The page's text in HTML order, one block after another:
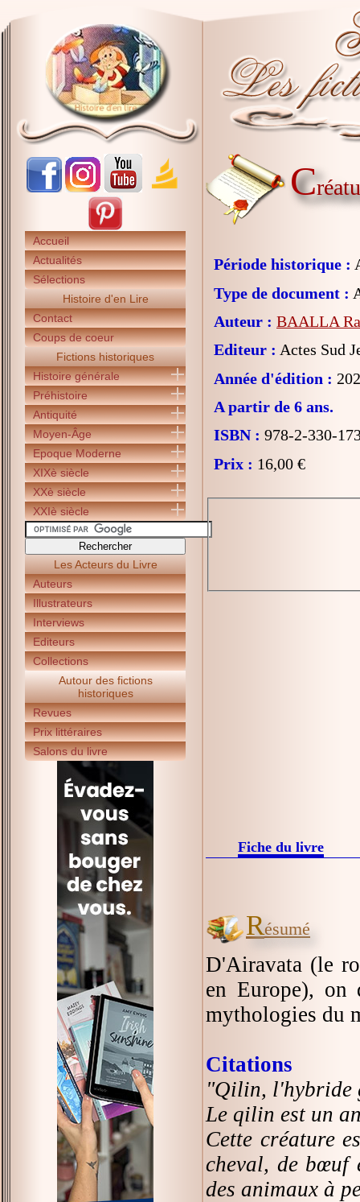
Accueil
Actualités
Sélections
Histoire d'en Lire
Contact
Coups de coeur
Fictions historiques
Histoire générale
Préhistoire
Antiquité
Moyen-Âge
Epoque Moderne
XIXè siècle
XXè siècle
XXIè siècle
Les Acteurs du Livre
Auteurs
Illustrateurs
Interviews
Editeurs
Collections
Autour des fictions
historiques
Revues
Prix littéraires
Salons du livre
C
Période historique :
Type de document :
Auteur : BAALLA
Editeur : Actes Sud
Année d'édition :
A partir de 6 ans.
ISBN : 978-2-330-
Prix : 16,00 €
Fiche du livre
Résumé
D'Airavata (le
en Europe), on
mythologies du
Citations
"Qilin, l'hybride
Le qilin est un
Cette créature
cheval, de bœuf
des animaux à